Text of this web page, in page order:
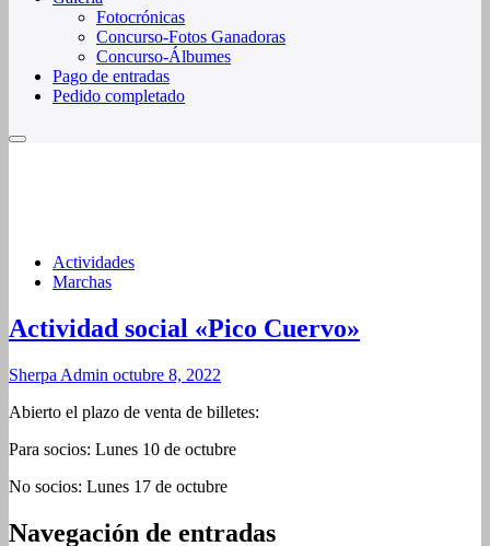
Fotocrónicas
Concurso-Fotos Ganadoras
Concurso-Álbumes
Pago de entradas
Pedido completado
Actividades
Marchas
Actividad social «Pico Cuervo»
Sherpa Admin octubre 8, 2022
Abierto el plazo de venta de billetes:
Para socios: Lunes 10 de octubre
No socios: Lunes 17 de octubre
Navegación de entradas